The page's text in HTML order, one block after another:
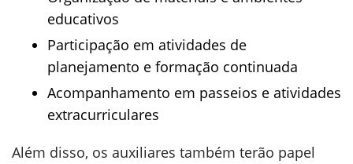
educativos
Participação em atividades de
planejamento e formação continuada
Acompanhamento em passeios e atividades
extracurriculares
Além disso, os auxiliares também terão papel